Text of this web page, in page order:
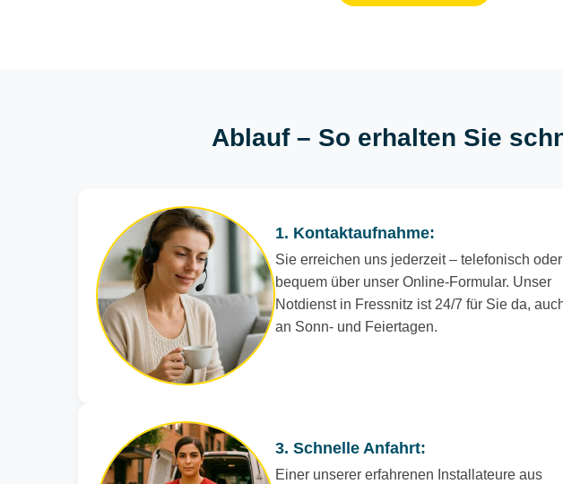
Ablauf – So erhalten Sie
1. Kontaktaufnahme:
Sie erreichen uns jederzeit – telefonisch oder
bequem über unser Online-Formular. Unser
Notdienst in Fressnitz ist 24/7 für Sie da,
an Sonn- und Feiertagen.
3. Schnelle Anfahrt:
Einer unserer erfahrenen Installateure aus